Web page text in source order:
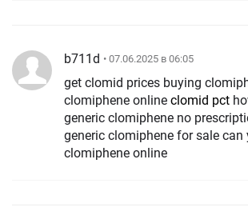
b711d • 07.06.2025 в 06:05
get clomid prices buying
clomiphene online clomid pct
generic clomiphene no
generic clomiphene for sale can
clomiphene online